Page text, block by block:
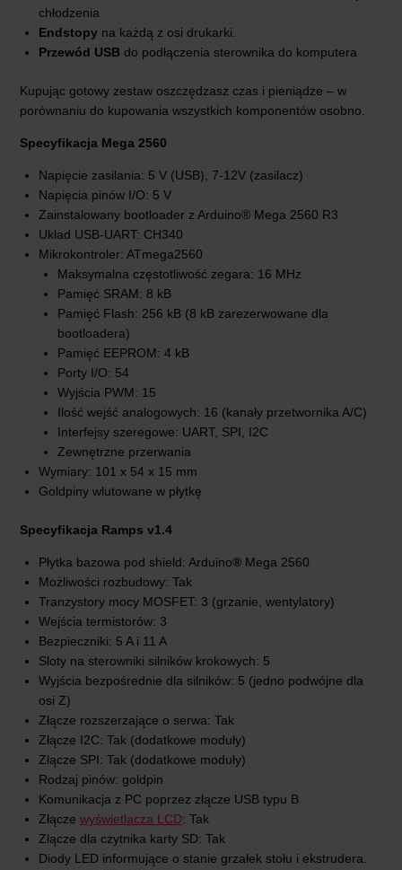
chłodzenia
Endstopy na każdą z osi drukarki.
Przewód USB do podłączenia sterownika do komputera
Kupując gotowy zestaw oszczędzasz czas i pieniądze – w
porównaniu do kupowania wszystkich komponentów osobno.
Specyfikacja Mega 2560
Napięcie zasilania: 5 V (USB), 7-12V (zasilacz)
Napięcia pinów I/O: 5 V
Zainstalowany bootloader z Arduino® Mega 2560 R3
Układ USB-UART: CH340
Mikrokontroler: ATmega2560
Maksymalna częstotliwość zegara: 16 MHz
Pamięć SRAM: 8 kB
Pamięć Flash: 256 kB (8 kB zarezerwowane dla
bootloadera)
Pamięć EEPROM: 4 kB
Porty I/O: 54
Wyjścia PWM: 15
Ilość wejść analogowych: 16 (kanały przetwornika A/C)
Interfejsy szeregowe: UART, SPI, I2C
Zewnętrzne przerwania
Wymiary: 101 x 54 x 15 mm
Goldpiny wlutowane w płytkę
Specyfikacja Ramps v1.4
Płytka bazowa pod shield: Arduino® Mega 2560
Możliwości rozbudowy: Tak
Tranzystory mocy MOSFET: 3 (grzanie, wentylatory)
Wejścia termistorów: 3
Bezpieczniki: 5 A i 11 A
Sloty na sterowniki silników krokowych: 5
Wyjścia bezpośrednie dla silników: 5 (jedno podwójne dla
osi Z)
Złącze rozszerzające o serwa: Tak
Złącze I2C: Tak (dodatkowe moduły)
Złącze SPI: Tak (dodatkowe moduły)
Rodzaj pinów: goldpin
Komunikacja z PC poprzez złącze USB typu B
Złącze wyświetlacza LCD: Tak
Złącze dla czytnika karty SD: Tak
Diody LED informujące o stanie grzałek stołu i ekstrudera.